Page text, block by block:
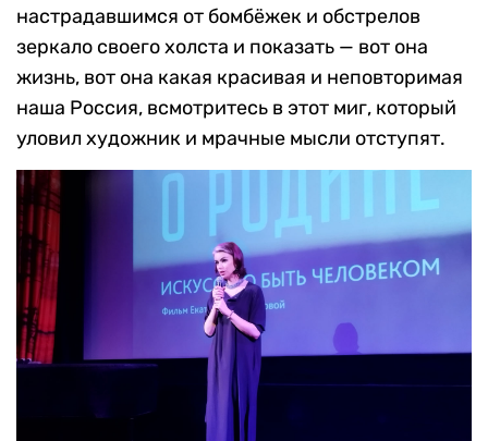
настрадавшимся от бомбёжек и обстрелов
зеркало своего холста и показать — вот она
жизнь, вот она какая красивая и неповторимая
наша Россия, всмотритесь в этот миг, который
уловил художник и мрачные мысли отступят.